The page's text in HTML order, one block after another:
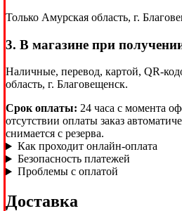
Только Амурская область, г.
3. В магазине при
Наличные, перевод, картой, QR-
область, г. Благовещенск.
Срок оплаты: 24 часа с момента
отсутствии оплаты заказ
снимается с резерва.
Как проходит онлайн-оплата
Безопасность платежей
Проблемы с оплатой
Доставка